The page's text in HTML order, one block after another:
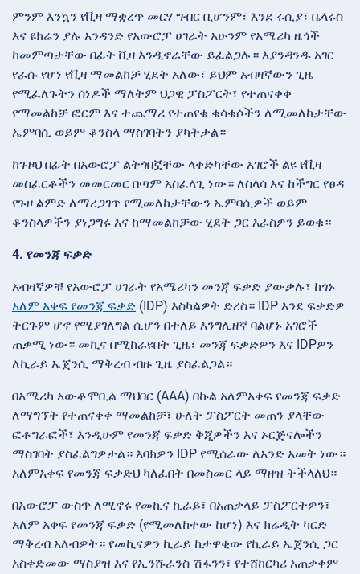
ምንም እንኳን የቪዛ ማቋረጥ መርሃ ግብር ቢሆንም፣ እንደ ሩሲያ፣ ቤላሩስ
እና ዩክሬን ያሉ አንዳንድ የአውሮፓ ሀገራት አሁንም የአሜሪካ ዜጎች
ከመምጣታቸው በፊት ቪዛ እንዲኖራቸው ይፈልጋሉ። እያንዳንዱ አገር
የራሱ የሆነ የቪዛ ማመልከቻ ሂደት አለው፣ ይህም አብዛኛውን ጊዜ
የሚፈለጉትን ሰነዶች ማለትም ህጋዊ ፓስፖርት፣ የተጠናቀቀ
የማመልከቻ ፎርም እና ተጨማሪ የተጠየቁ ቁሳቁሶችን ለሚመለከታቸው
ኤምባሲ ወይም ቆንስላ ማስገባትን ያካትታል።
ከጉዞህ በፊት በአውሮፓ ልትጎበኟቸው ላቀድካቸው አገሮች ልዩ የቪዛ
መስፈርቶችን መመርመር በጣም አስፈላጊ ነው። ለስላሳ እና ከችግር የፀዳ
የጉዞ ልምድ ለማረጋገጥ የሚመለከታቸውን ኤምባሲዎች ወይም
ቆንስላዎችን ያነጋግሩ እና ከማመልከቻው ሂደት ጋር እራስዎን ይወቁ።
4. የመንጃ ፍቃድ
አብዛኛዎቹ የአውሮፓ ሀገራት የአሜሪካን መንጃ ፍቃድ ያውቃሉ፣ ከጎኑ
አለም አቀፍ የመንጃ ፍቃድ (IDP) እስካልዎት ድረስ። IDP እንደ ፍቃድዎ
ትርጉም ሆኖ የሚያገለግል ሲሆን በተለይ እንግሊዘኛ ባልሆኑ አገሮች
ጠቃሚ ነው። መኪና በሚከራዩበት ጊዜ፣ መንጃ ፍቃድዎን እና IDPዎን
ለኪራይ ኤጀንሲ ማቅረብ ብዙ ጊዜ ያስፈልጋል።
በአሜሪካ አውቶሞቢል ማህበር (AAA) በኩል አለምአቀፍ የመንጃ ፍቃድ
ለማግኘት የተጠናቀቀ ማመልከቻ፣ ሁለት ፓስፖርት መጠን ያላቸው
ፎቶግራፎች፣ እንዲሁም የመንጃ ፍቃድ ቅጂዎችን እና ኦርጅናሎችን
ማስገባት ያስፈልግዎታል። እባክዎን IDP የሚሰራው ለአንድ አመት ነው።
አለምአቀፍ የመንጃ ፍቃድህ ካለፈበት በመስመር ላይ ማዘዝ ትችላለህ።
በአውሮፓ ውስጥ ለሚኖሩ የመኪና ኪራይ፣ በአጠቃላይ ፓስፖርትዎን፣
አለም አቀፍ የመንጃ ፍቃድ (የሚመለከተው ከሆነ) እና ክሬዲት ካርድ
ማቅረብ አለብዎት። የመኪናዎን ኪራይ ከታዋቂው የኪራይ ኤጀንሲ ጋር
አስቀድመው ማስያዝ እና የኢንሹራንስ ሽፋንን፣ የተሸከርካሪ አጠቃቀም